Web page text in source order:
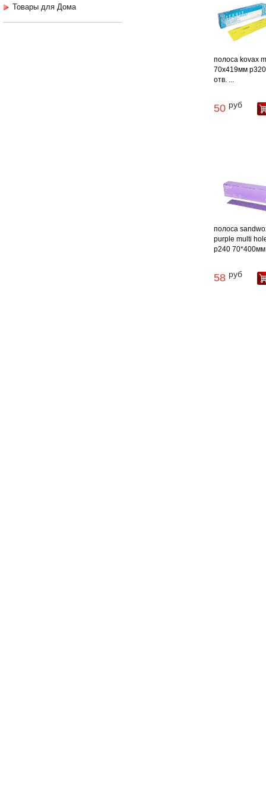
Товары для Дома
полоса kovax
70х419мм
отв. ...
50 руб
полоса
purple multi
p240 70*400мм
58 руб